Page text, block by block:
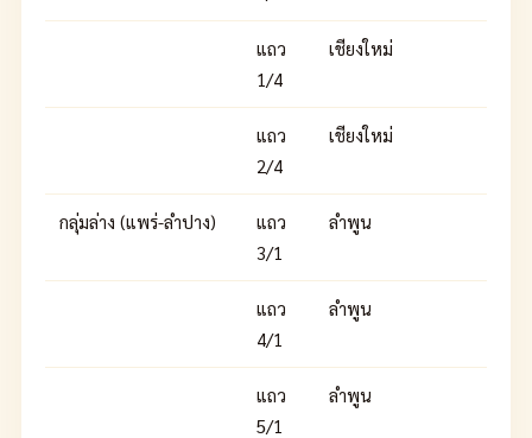
แถว
1/4
เชียงใหม่
แถว
2/4
เชียงใหม่
กลุ่มล่าง (แพร่-ลำปาง)
แถว
3/1
ลำพูน
แถว
4/1
ลำพูน
แถว
5/1
ลำพูน